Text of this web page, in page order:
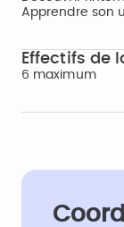
Apprendre son
Effectifs de
6 maximum